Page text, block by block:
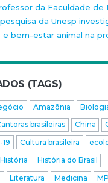
da Faculdade de
da Unesp
bem-estar animal na
(TAGS)
Amazônia
brasileiras China
Cultura brasileira
História
História do Brasil
Literatura Medicina